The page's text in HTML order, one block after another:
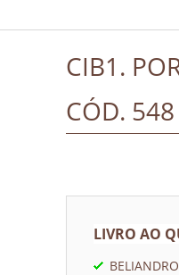
CIB1.
CÓD. 548
LIVRO AO